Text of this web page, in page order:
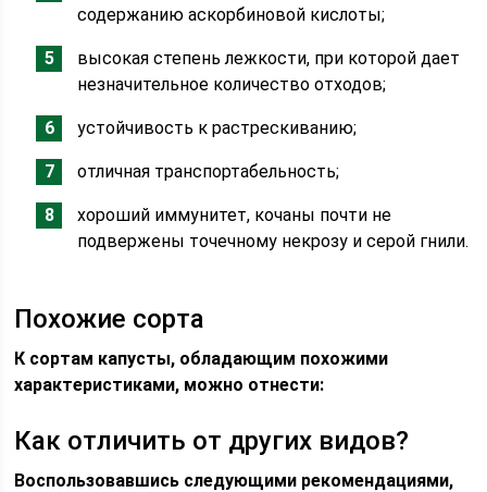
содержанию аскорбиновой кислоты;
высокая степень лежкости, при которой дает
незначительное количество отходов;
устойчивость к растрескиванию;
отличная транспортабельность;
хороший иммунитет, кочаны почти не
подвержены точечному некрозу и серой гнили.
Похожие сорта
К сортам капусты, обладающим похожими
характеристиками, можно отнести:
Как отличить от других видов?
Воспользовавшись следующими рекомендациями,